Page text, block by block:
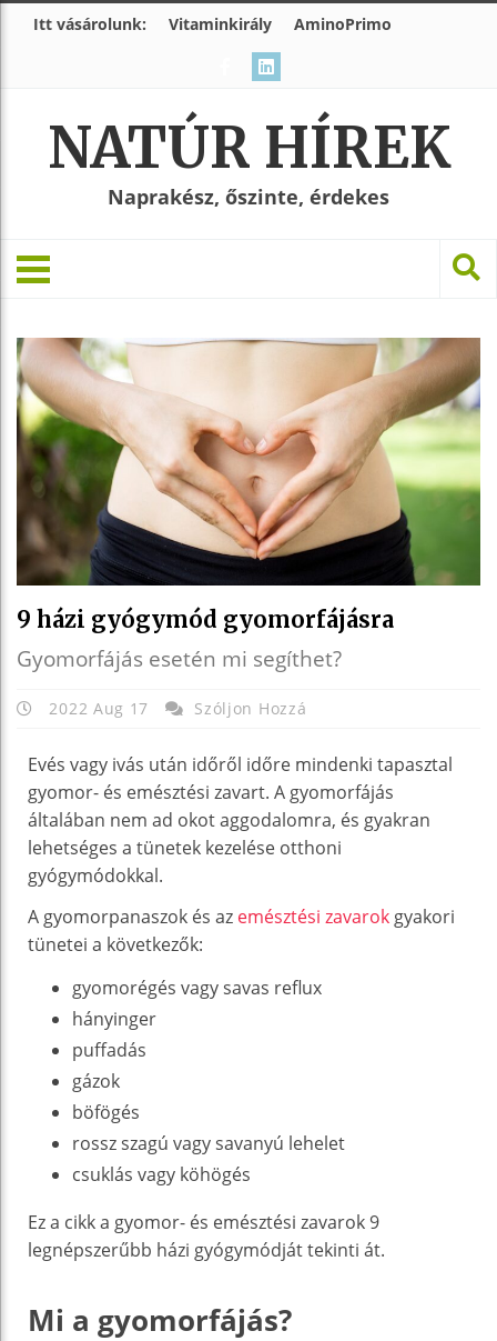
Itt vásárolunk: Vitaminkirály AminoPrimo
NATÚR HÍREK
Naprakész, őszinte, érdekes
9 házi gyógymód gyomorfájásra
Gyomorfájás esetén mi segíthet?
2022 Aug 17 Szóljon Hozzá
Evés vagy ivás után időről időre mindenki tapasztal
gyomor- és emésztési zavart. A gyomorfájás
általában nem ad okot aggodalomra, és gyakran
lehetséges a tünetek kezelése otthoni
gyógymódokkal.
A gyomorpanaszok és az emésztési zavarok gyakori
tünetei a következők:
gyomorégés vagy savas reflux
hányinger
puffadás
gázok
böfögés
rossz szagú vagy savanyú lehelet
csuklás vagy köhögés
Ez a cikk a gyomor- és emésztési zavarok 9
legnépszerűbb házi gyógymódját tekinti át.
Mi a gyomorfájás?